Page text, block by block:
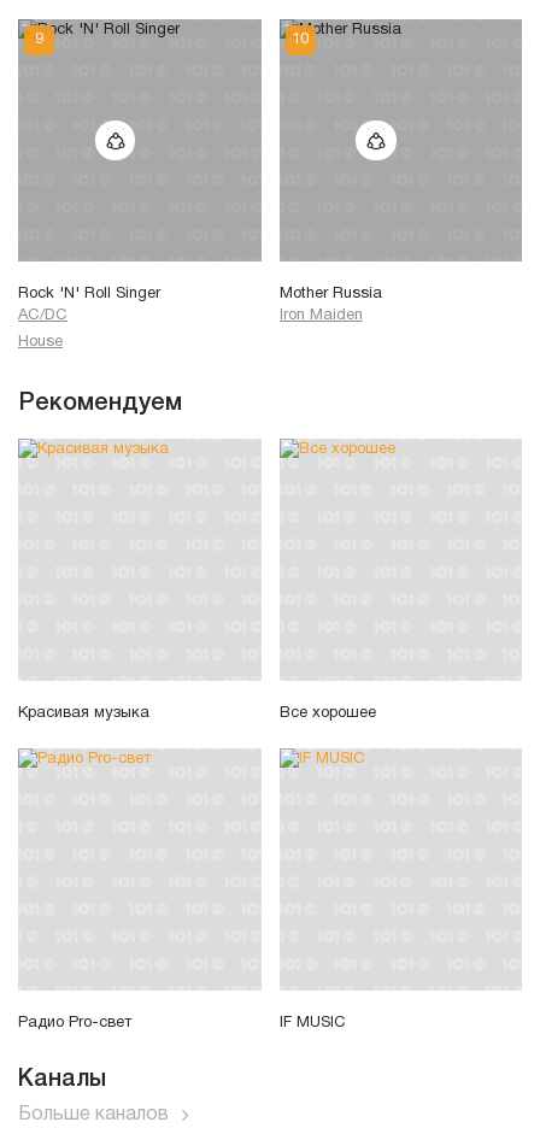
Rock 'N' Roll Singer
AC/DC
House
Mother Russia
Iron Maiden
Рекомендуем
Красивая музыка Все хорошее
Радио Pro-свет IF MUSIC
Каналы
Больше каналов